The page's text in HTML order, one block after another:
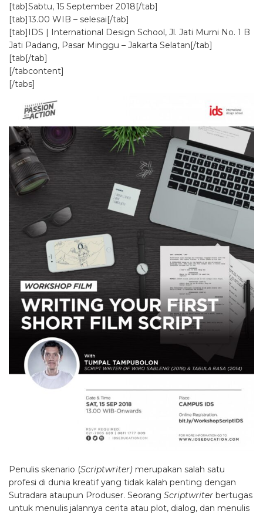
[tab]Sabtu, 15 September 2018[/tab]
[tab]13.00 WIB – selesai[/tab]
[tab]IDS | International Design School, Jl. Jati Murni No. 1 B
Jati Padang, Pasar Minggu – Jakarta Selatan[/tab]
[tab[/tab]
[/tabcontent]
[/tabs]
Penulis skenario (Scriptwriter) merupakan salah satu
profesi di dunia kreatif yang tidak kalah penting dengan
Sutradara ataupun Produser. Seorang Scriptwriter bertugas
untuk menulis jalannya cerita atau plot, dialog, dan menulis